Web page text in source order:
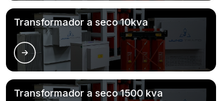
Transformador a seco 10kva
Transformador a seco 1500 kva